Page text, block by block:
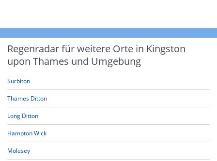
Regenradar für weitere Orte in Kingston
upon Thames und Umgebung
Surbiton
Thames Ditton
Long Ditton
Hampton Wick
Molesey